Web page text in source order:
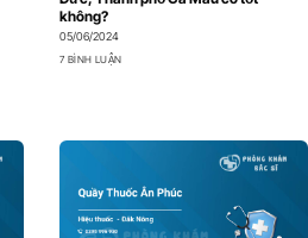
không?
05/06/2024
7 BÌNH LUẬN